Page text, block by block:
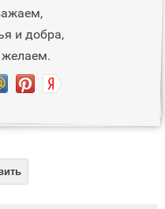
и добра,